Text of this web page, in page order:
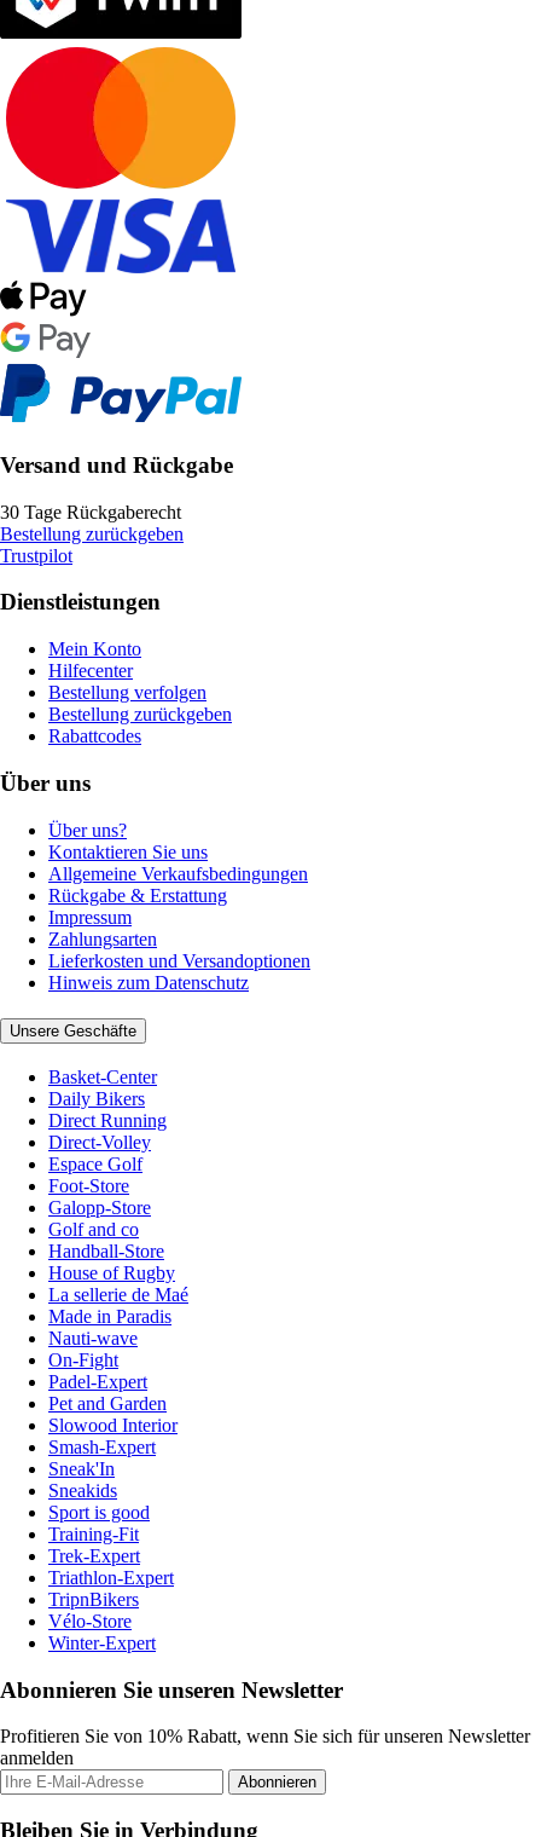
Versand und Rückgabe
30 Tage Rückgaberecht
Bestellung zurückgeben
Trustpilot
Dienstleistungen
Mein Konto
Hilfecenter
Bestellung verfolgen
Bestellung zurückgeben
Rabattcodes
Über uns
Über uns?
Kontaktieren Sie uns
Allgemeine Verkaufsbedingungen
Rückgabe & Erstattung
Impressum
Zahlungsarten
Lieferkosten und Versandoptionen
Hinweis zum Datenschutz
Unsere Geschäfte
Basket-Center
Daily Bikers
Direct Running
Direct-Volley
Espace Golf
Foot-Store
Galopp-Store
Golf and co
Handball-Store
House of Rugby
La sellerie de Maé
Made in Paradis
Nauti-wave
On-Fight
Padel-Expert
Pet and Garden
Slowood Interior
Smash-Expert
Sneak'In
Sneakids
Sport is good
Training-Fit
Trek-Expert
Triathlon-Expert
TripnBikers
Vélo-Store
Winter-Expert
Abonnieren Sie unseren Newsletter
Profitieren Sie von 10% Rabatt, wenn Sie sich für unseren Newsletter
anmelden
Abonnieren
Bleiben Sie in Verbindung